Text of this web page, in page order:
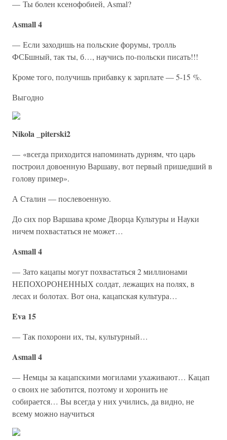
— Ты болен ксенофобией, Asmal?
Asmall 4
— Если заходишь на польские форумы, тролль
ФСБшный, так ты, б…, научись по-польски писать!!!
Кроме того, получишь прибавку к зарплате — 5-15 %.
Выгодно
Nikola _piterski2
— «всегда приходится напоминать дурням, что царь
построил довоенную Варшаву, вот первый пришедший в
голову пример».
А Сталин — послевоенную.
До сих пор Варшава кроме Дворца Культуры и Науки
ничем похвастаться не может…
Asmall 4
— Зато кацапы могут похвастаться 2 миллионами
НЕПОХОРОНЕННЫХ солдат, лежащих на полях, в
лесах и болотах. Вот она, кацапская культура…
Eva 15
— Так похорони их, ты, культурный…
Asmall 4
— Немцы за кацапскими могилами ухаживают… Кацап
о своих не заботится, поэтому и хоронить не
собирается… Вы всегда у них учились, да видно, не
всему можно научиться